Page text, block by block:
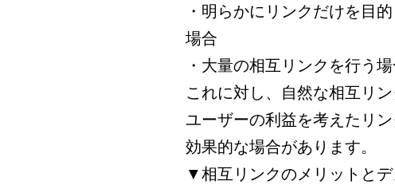
・明らかにリンクだけを目
場合
・大量の相互リンクを行う
これに対し、自然な相互リ
ユーザーの利益を考えたリ
効果的な場合があります。
▼相互リンクのメリットとデ